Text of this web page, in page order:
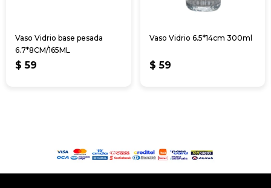
Vaso Vidrio base pesada
6.7*8CM/165ML
$ 59
Vaso Vidrio 6.5*14cm 300ml
$ 59